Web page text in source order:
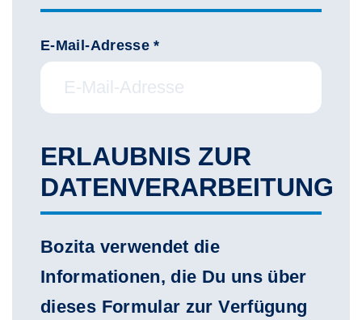
E-Mail-Adresse *
ERLAUBNIS ZUR
DATENVERARBEITUNG
Bozita verwendet die
Informationen, die Du uns über
dieses Formular zur Verfügung